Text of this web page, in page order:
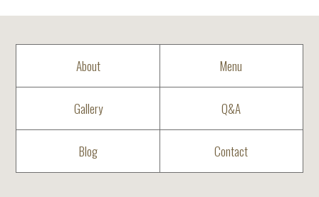
About Menu
Gallery Q&A
Blog Contact